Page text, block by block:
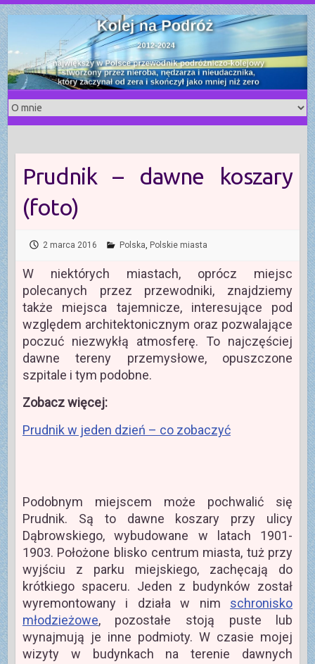
S
k
i
p
t
o
c
o
n
t
e
n
t
Prudnik – dawne koszary
(foto)
2 marca 2016 Polska, Polskie miasta
W niektórych miastach, oprócz miejsc
polecanych przez przewodniki, znajdziemy
także miejsca tajemnicze, interesujące pod
względem architektonicznym oraz pozwalające
poczuć niezwykłą atmosferę. To najczęściej
dawne tereny przemysłowe, opuszczone
szpitale i tym podobne.
Zobacz więcej:
Prudnik w jeden dzień – co zobaczyć
Podobnym miejscem może pochwalić się
Prudnik. Są to dawne koszary przy ulicy
Dąbrowskiego, wybudowane w latach 1901-
1903. Położone blisko centrum miasta, tuż przy
wyjściu z parku miejskiego, zachęcają do
krótkiego spaceru. Jeden z budynków został
wyremontowany i działa w nim schronisko
młodzieżowe, pozostałe stoją puste lub
wynajmują je inne podmioty. W czasie mojej
wizyty w budynkach na terenie dawnych